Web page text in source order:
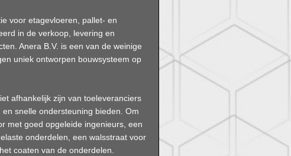
voor etagevloeren, pallet- en
in de verkoop, levering en
Anera B.V. is een van de weinige
uniek ontworpen bouwsysteem op
afhankelijk zijn van toeleveranciers
snelle ondersteuning bieden. Om
met goed opgeleide ingenieurs, een
onderdelen, een walsstraat voor
coaten van de onderdelen.